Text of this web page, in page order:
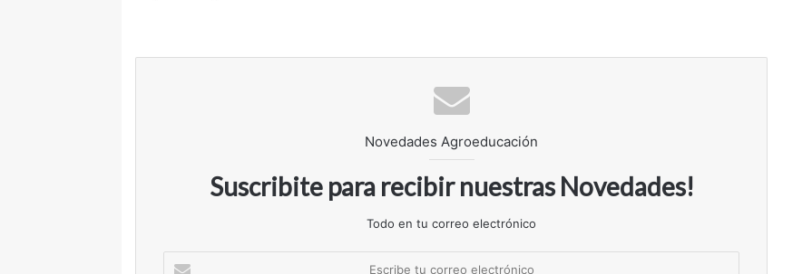
Novedades Agroeducación
Suscribite para recibir nuestras Novedades!
Todo en tu correo electrónico